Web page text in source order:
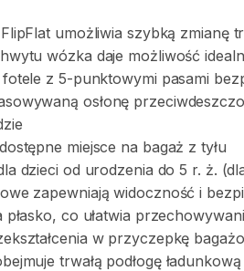
FlipFlat umożliwia szybką zmianę
wózka daje możliwość
fotele z 5-punktowymi pasami
osłonę
dostępne miejsce na bagaż z tyłu
dzieci od urodzenia do 5 r. ż.
zapewniają widoczność i
płasko​,​ co ułatwia
w przyczepkę
trwałą podłogę ładunkową